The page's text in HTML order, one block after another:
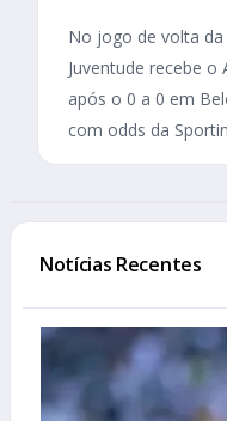
No jogo de volta
Juventude recebe
após o 0 a 0 em
com odds da
Notícias Recentes